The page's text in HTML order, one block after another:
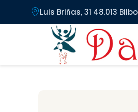
Pasar al contenido principal
Luis Briñas, 31 48.013 Bilbo